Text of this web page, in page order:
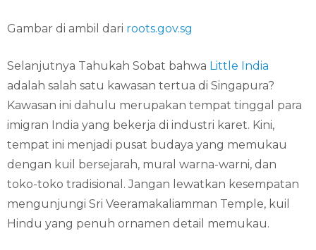
Gambar di ambil dari roots.gov.sg
Selanjutnya Tahukah Sobat bahwa Little India
adalah salah satu kawasan tertua di Singapura?
Kawasan ini dahulu merupakan tempat tinggal para
imigran India yang bekerja di industri karet. Kini,
tempat ini menjadi pusat budaya yang memukau
dengan kuil bersejarah, mural warna-warni, dan
toko-toko tradisional. Jangan lewatkan kesempatan
mengunjungi Sri Veeramakaliamman Temple, kuil
Hindu yang penuh ornamen detail memukau.